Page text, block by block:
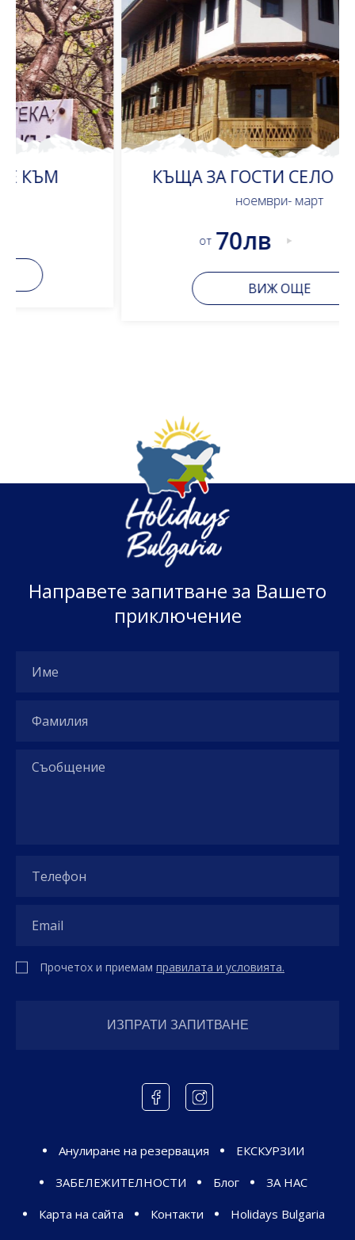
КЪЩА ЗА ГОСТИ СЕЛО МЕДВЕН
ВИЖ ОЩЕ
Направете запитване за Вашето
приключение
Прочетох и приемам правилата и условията.
Анулиране на резервация
ЕКСКУРЗИИ
ЗАБЕЛЕЖИТЕЛНОСТИ
Блог
ЗА НАС
Карта на сайта
Контакти
Holidays Bulgaria